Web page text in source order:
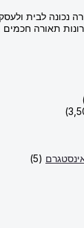
לבית ולעסק עם
(5)